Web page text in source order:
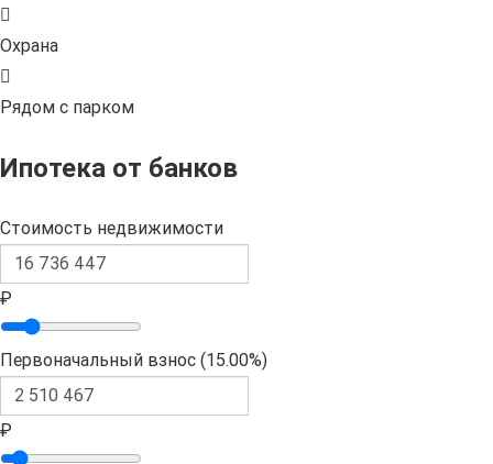
Охрана
Рядом с парком
Ипотека от банков
Стоимость недвижимости
₽
Первоначальный взнос (15.00%)
₽